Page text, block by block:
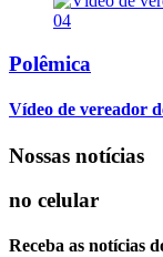
04
Polêmica
Vídeo de vereador
Nossas notícias
no celular
Receba as notícias